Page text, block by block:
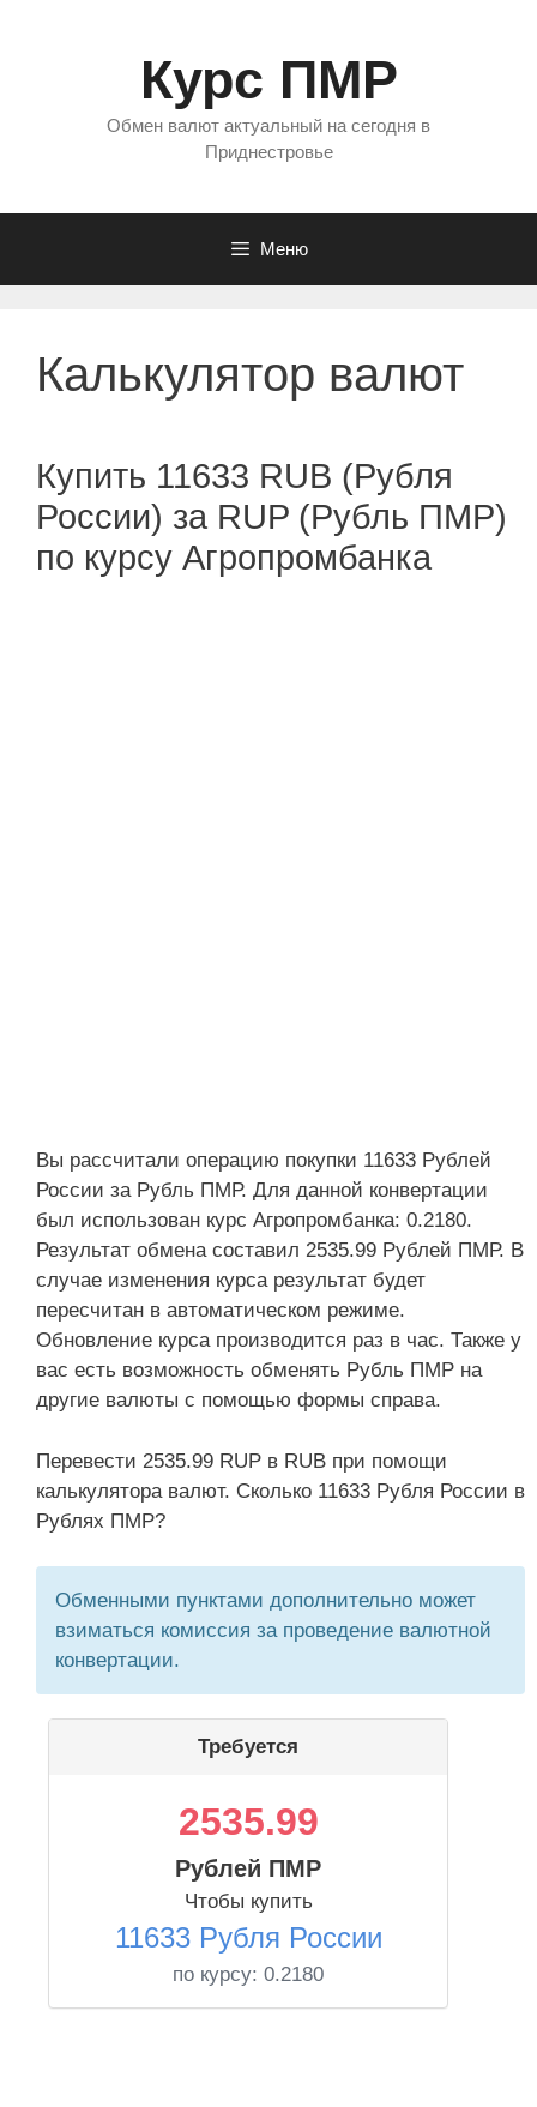
Курс ПМР
Обмен валют актуальный на сегодня в
Приднестровье
Меню
Калькулятор валют
Купить 11633 RUB (Рубля
России) за RUP (Рубль ПМР)
по курсу Агропромбанка
Вы рассчитали операцию покупки 11633 Рублей
России за Рубль ПМР. Для данной конвертации
был использован курс Агропромбанка: 0.2180.
Результат обмена составил 2535.99 Рублей ПМР. В
случае изменения курса результат будет
пересчитан в автоматическом режиме.
Обновление курса производится раз в час. Также у
вас есть возможность обменять Рубль ПМР на
другие валюты с помощью формы справа.
Перевести 2535.99 RUP в RUB при помощи
калькулятора валют. Сколько 11633 Рубля России в
Рублях ПМР?
Обменными пунктами дополнительно может
взиматься комиссия за проведение валютной
конвертации.
Требуется
2535.99
Рублей ПМР
Чтобы купить
11633 Рубля России
по курсу: 0.2180